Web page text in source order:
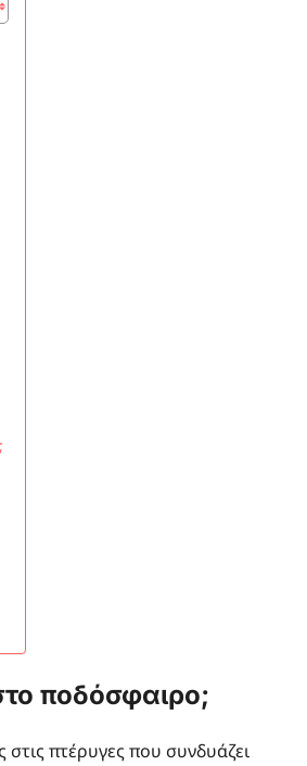
ποδόσφαιρο;
πτέρυγες που συνδυάζει